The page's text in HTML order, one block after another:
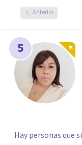
Anterior
5
Hay personas que